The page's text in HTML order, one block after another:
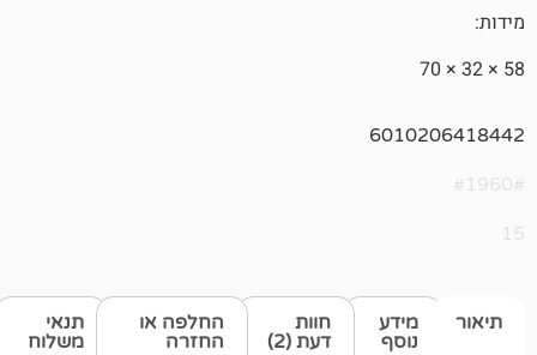
תנאי
משלוח
חוות
דעת (2)
החלפה או
החזרה